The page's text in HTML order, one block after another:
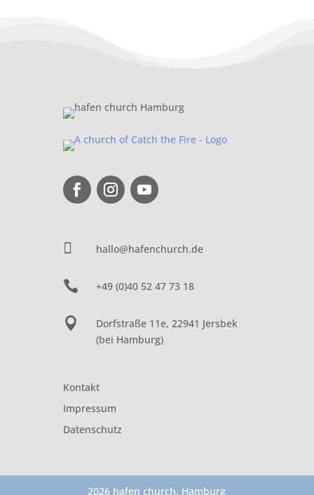
 hallo@hafenchurch.de
 +49 (0)40 52 47 73 18

Dorfstraße 11e, 22941 Jersbek
(bei Hamburg)
Kontakt
Impressum
Datenschutz
2026 hafen church, Hamburg